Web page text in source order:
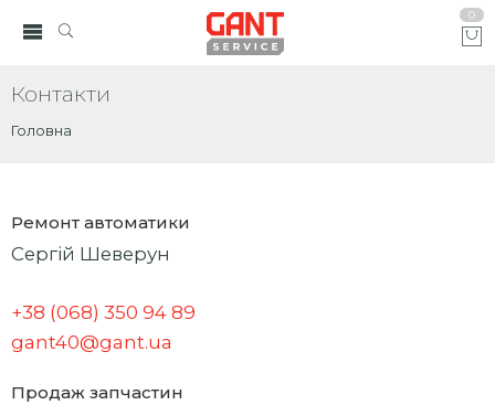
0
Контакти
Головна
Ремонт автоматики
Сергій Шеверун
+38 (068) 350 94 89
gant40@gant.ua
Продаж запчастин